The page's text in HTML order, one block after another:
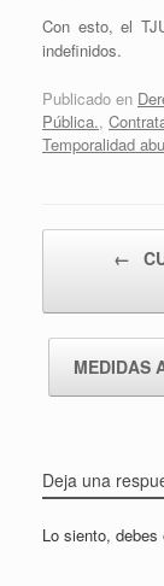
Con esto, el
indefinidos.
Publicado en
Pública.,
Temporalidad
←
MEDIDAS
Deja una
Lo siento, debes